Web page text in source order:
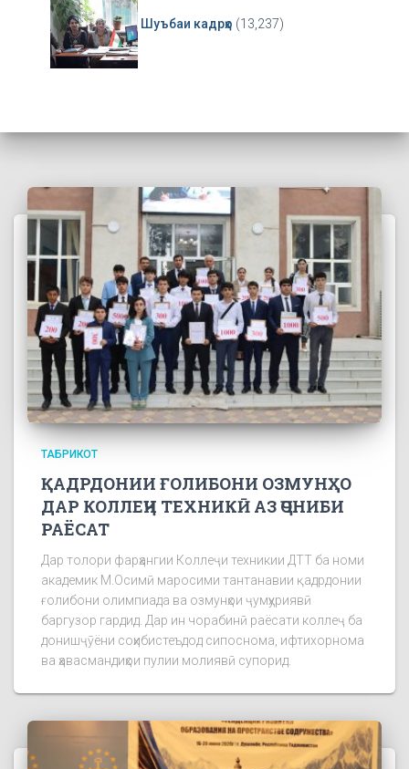
Шуъбаи кадрҳо (13,237)
ТАБРИКОТ
ҚАДРДОНИИ ҒОЛИБОНИ ОЗМУНҲО
ДАР КОЛЛЕҶИ ТЕХНИКӢ АЗ ҶОНИБИ
РАЁСАТ
Дар толори фарҳангии Коллеҷи техникии ДТТ ба номи
академик М.Осимӣ маросими тантанавии қадрдонии
ғолибони олимпиада ва озмунҳои ҷумҳуриявӣ
баргузор гардид. Дар ин чорабинӣ раёсати коллеҷ ба
донишҷӯёни соҳибистеъдод сипоснома, ифтихорнома
ва ҳавасмандиҳои пулии молиявӣ супорид.